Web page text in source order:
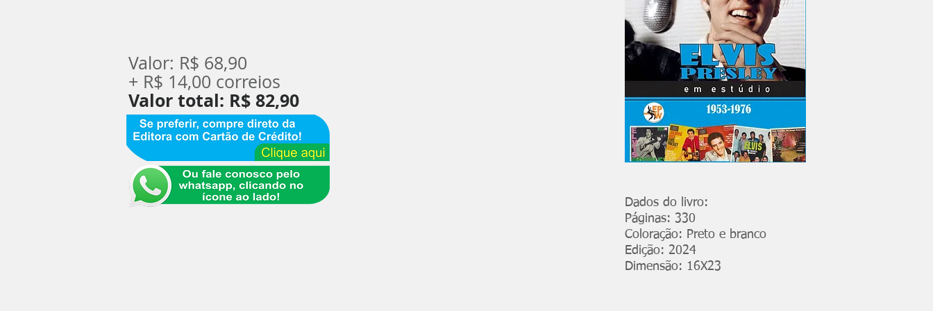
Valor: R$ 68,90
+ R$ 14,00 correios
Valor total: R$ 82,90
Dados do livro:
Páginas: 330
Coloração: Preto e branco
Edição: 2024
Dimensão: 16X23